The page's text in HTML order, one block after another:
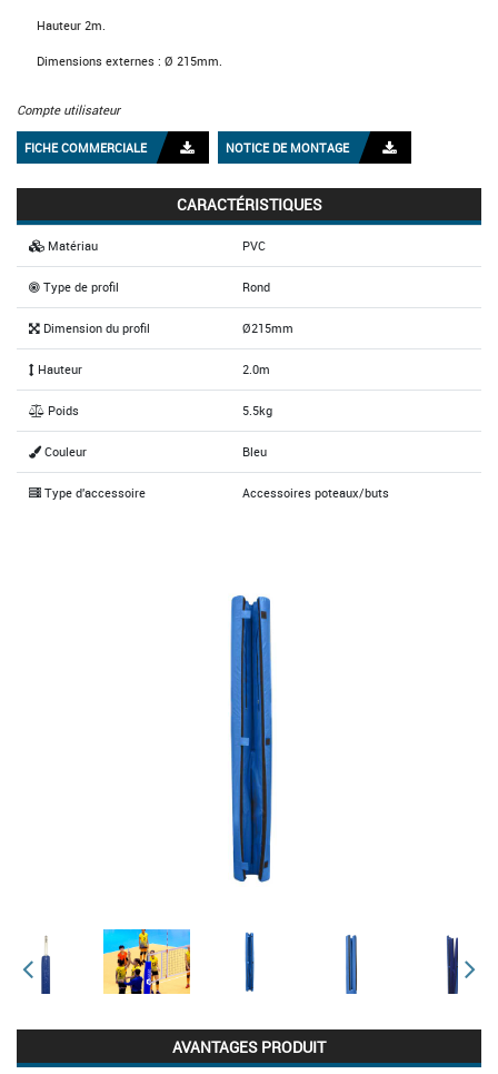
Hauteur 2m.
Dimensions externes : Ø 215mm.
Compte utilisateur
FICHE COMMERCIALE NOTICE DE MONTAGE
CARACTÉRISTIQUES
Matériau PVC
Type de profil Rond
Dimension du profil Ø215mm
Hauteur 2.0m
Poids 5.5kg
Couleur Bleu
Type d'accessoire Accessoires poteaux/buts
AVANTAGES PRODUIT